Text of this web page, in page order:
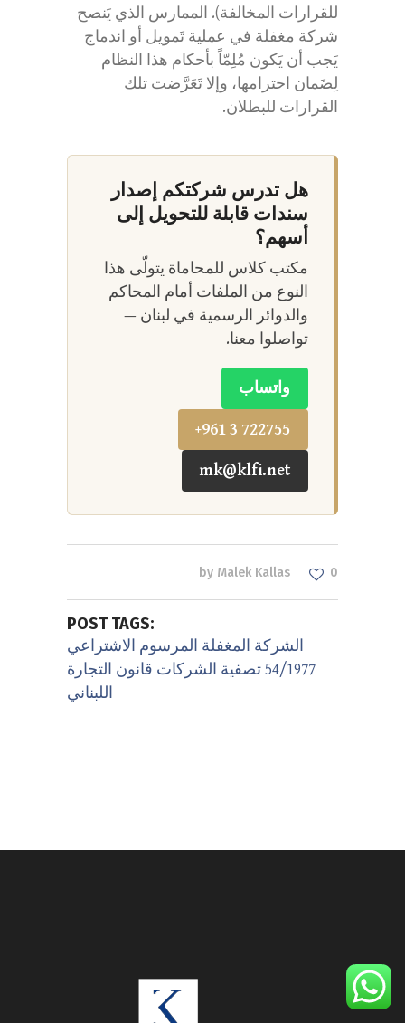
للقرارات المخالفة). الممارس الذي يَنصح
شركة مغفلة في عملية تَمويل أو اندماج
يَجب أن يَكون مُلِمّاً بأحكام هذا النظام
لِضَمان احترامها، وإلا تَعَرَّضت تلك
القرارات للبطلان.
هل تدرس شركتكم إصدار
سندات قابلة للتحويل إلى
أسهم؟
مكتب كلاس للمحاماة يتولّى هذا
النوع من الملفات أمام المحاكم
والدوائر الرسمية في لبنان —
تواصلوا معنا.
واتساب
+961 3 722755
mk@klfi.net
by Malek Kallas 0
POST TAGS:
الشركة المغفلة المرسوم الاشتراعي
54/1977تصفية الشركات قانون التجارة
اللبناني